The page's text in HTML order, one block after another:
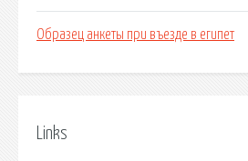
Образец анкеты при въезде в египет
Links